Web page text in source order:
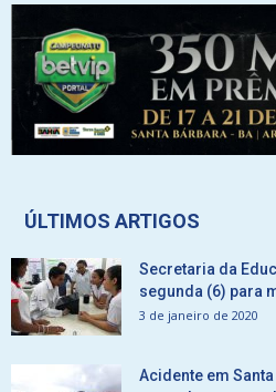
ÚLTIMOS ARTIGOS
Secretaria da
segunda (6) para
3 de janeiro de 2020
Acidente em